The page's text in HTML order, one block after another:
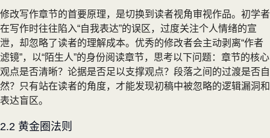
修改写作章节的首要原理，是切换到读者视角审视作品。初学者
在写作时往往陷入“自我表达”的误区，过度关注个人情绪的宣
泄，却忽略了读者的理解成本。优秀的修改者会主动剥离“作者
滤镜”，以“陌生人”的身份阅读章节，思考以下问题：章节的核心
观点是否清晰？论据是否足以支撑观点？段落之间的过渡是否自
然？只有站在读者的角度，才能发现初稿中被忽略的逻辑漏洞和
表达盲区。
2.2 黄金圈法则